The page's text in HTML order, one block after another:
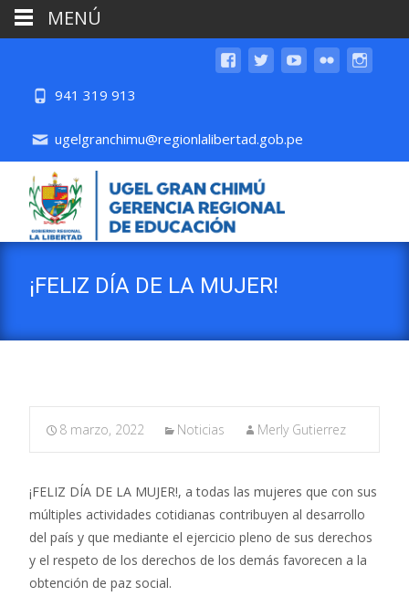
941 319 913
ugelgranchimu@regionlalibertad.gob.pe
¡FELIZ DÍA DE LA MUJER!
8 marzo, 2022 Noticias Merly Gutierrez
¡FELIZ DÍA DE LA MUJER!, a todas las mujeres que con sus
múltiples actividades cotidianas contribuyen al desarrollo
del país y que mediante el ejercicio pleno de sus derechos
y el respeto de los derechos de los demás favorecen a la
obtención de paz social.
MENÚ